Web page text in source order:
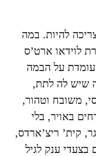
להיות. במה
לוידאו ארט’ס
על הבמה
מה שיש לה לתת,
משובח וטהור,
באויר, בלי
ג’אגר, קית’ ריצ’ארדס,
בצעדי ענק לגיל